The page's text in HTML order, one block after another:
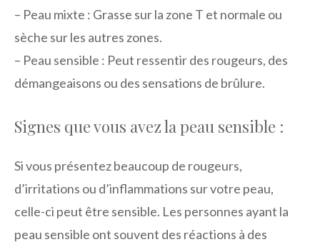
– Peau mixte : Grasse sur la zone T et normale ou
sèche sur les autres zones.
– Peau sensible : Peut ressentir des rougeurs, des
démangeaisons ou des sensations de brûlure.
Signes que vous avez la peau sensible :
Si vous présentez beaucoup de rougeurs,
d’irritations ou d’inflammations sur votre peau,
celle-ci peut être sensible. Les personnes ayant la
peau sensible ont souvent des réactions à des